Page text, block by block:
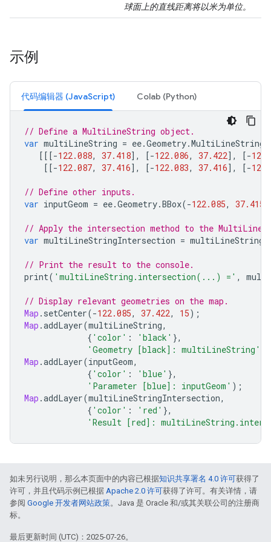
球面上的直线距离将以米为单位。
示例
代码编辑器 (JavaScript) Colab (Python)
// Define a MultiLineString object.
var multiLineString = ee.Geometry.MultiLineString
[[[-122.088, 37.418], [-122.086, 37.422], [-
[[-122.087, 37.416], [-122.083, 37.416], [-
// Define other inputs.
var inputGeom = ee.Geometry.BBox(-122.085, 37.415
// Apply the intersection method to the
var multiLineStringIntersection = multiLineString
// Print the result to the console.
print( 'multiLineString.intersection(...) =' ,
// Display relevant geometries on the map.
Map . setCenter(-122.085, 37.422, 15);
Map .addLayer(multiLineString,
{ 'color' : 'black' },
'Geometry [black]: multiLineString'
Map .addLayer(inputGeom,
{ 'color' : 'blue' },
'Parameter [blue]: inputGeom' );
Map .addLayer(multiLineStringIntersection,
{ 'color' : 'red' },
'Result [red]:
如未另行说明，那么本页面中的内容已根据知识共享署名 4.0 许可获得了
许可，并且代码示例已根据 Apache 2.0 许可获得了许可。有关详情，请
参阅 Google 开发者网站政策。Java 是 Oracle 和/或其关联公司的注册商
标。
最后更新时间 (UTC)：2025-07-26。